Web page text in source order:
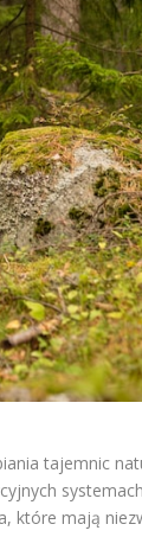
tajemnic
które mają